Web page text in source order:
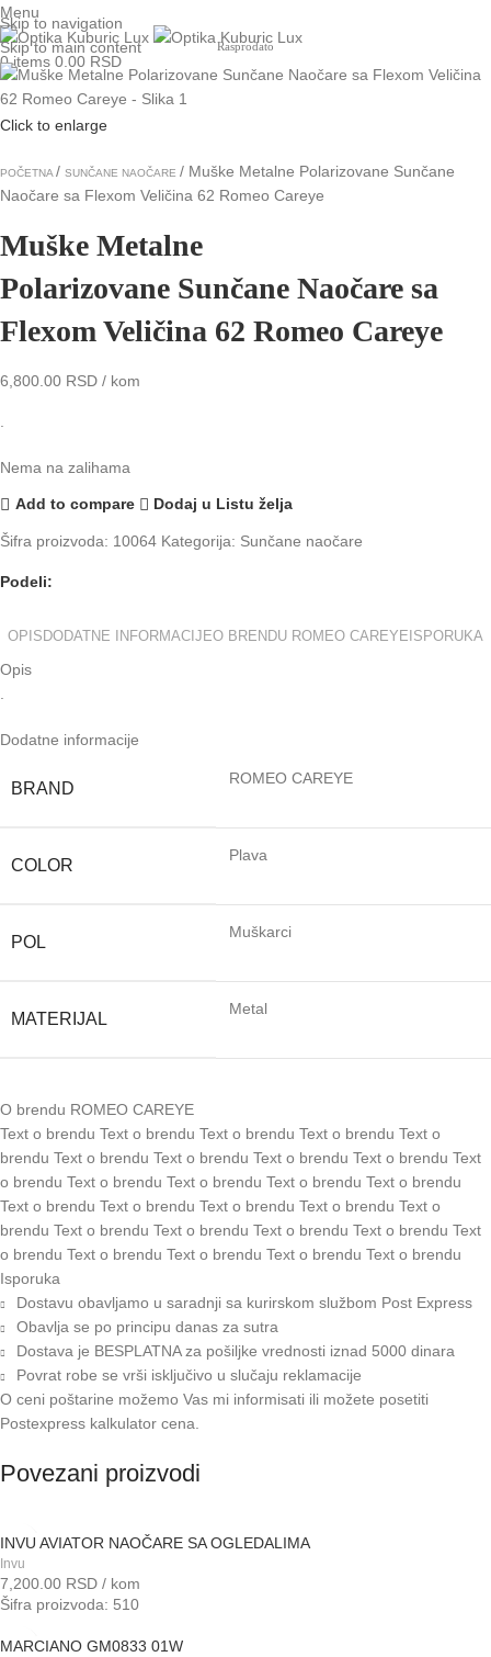
Skip to navigation
Skip to main content
Menu
0items 0.00 RSD
Rasprodato
Click to enlarge
POČETNA SUNČANE NAOČARE
Muške Metalne Polarizovane Sunčane
Naočare sa Flexom Veličina 62 Romeo Careye
Muške Metalne
Polarizovane Sunčane Naočare sa
Flexom Veličina 62 Romeo Careye
6,800.00 RSD / kom
Nema na zalihama
Add to compare Dodaj u Listu želja
Šifra proizvoda: 10064 Kategorija: Sunčane naočare
Podeli:
OPISDODATNE INFORMACIJEO BRENDU ROMEO CAREYEISPORUKA
Opis
Dodatne informacije
BRAND
ROMEO CAREYE
COLOR
Plava
POL
Muškarci
MATERIJAL
Metal
O brendu ROMEO CAREYE
Text o brendu Text o brendu Text o brendu Text o brendu Text o
brendu Text o brendu Text o brendu Text o brendu Text o brendu Text
o brendu Text o brendu Text o brendu Text o brendu Text o brendu
Text o brendu Text o brendu Text o brendu Text o brendu Text o
brendu Text o brendu Text o brendu Text o brendu Text o brendu Text
o brendu Text o brendu Text o brendu Text o brendu Text o brendu
Isporuka
Dostavu obavljamo u saradnji sa kurirskom službom Post Express
Obavlja se po principu danas za sutra
Dostava je BESPLATNA za pošiljke vrednosti iznad 5000 dinara
Povrat robe se vrši isključivo u slučaju reklamacije
O ceni poštarine možemo Vas mi informisati ili možete posetiti
Postexpress kalkulator cena
Povezani proizvodi
INVU AVIATOR NAOČARE SA OGLEDALIMA
Invu
7,200.00 RSD / kom
Šifra proizvoda: 510
MARCIANO GM0833 01W